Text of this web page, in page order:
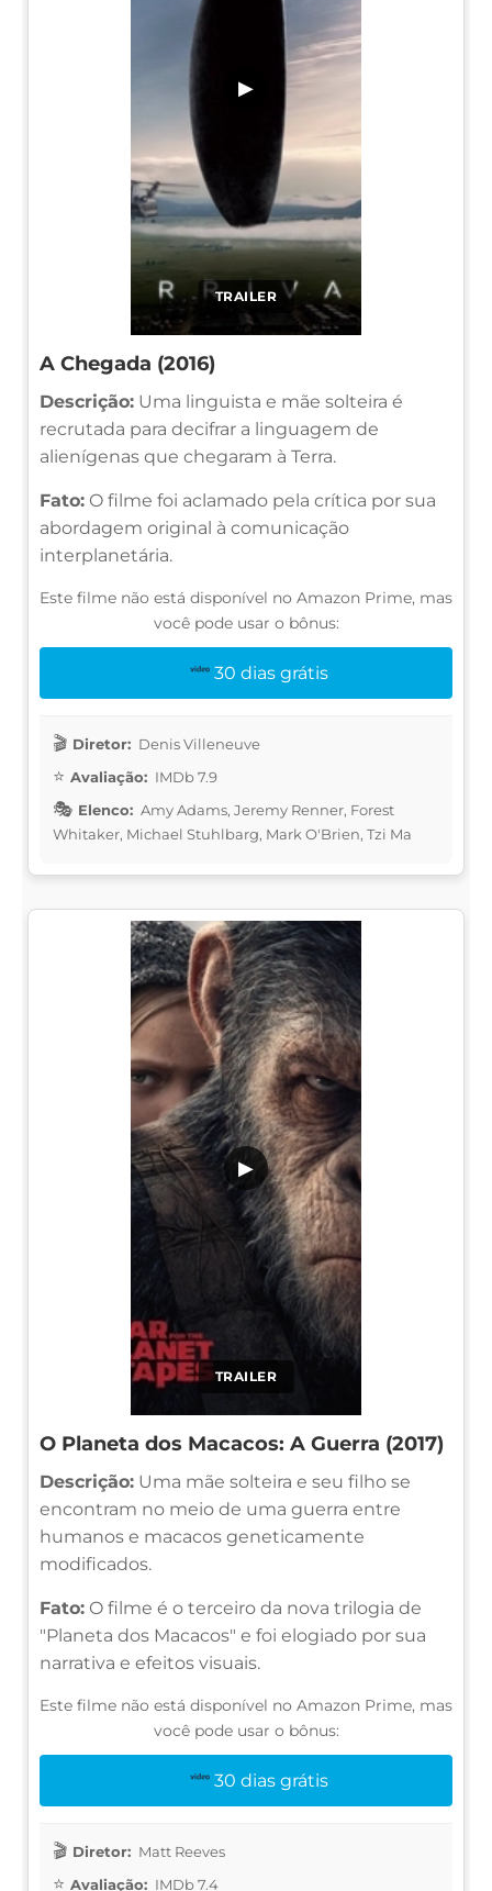
TRAILER
▶
A Chegada (2016)
Descrição: Uma linguista e mãe solteira é
recrutada para decifrar a linguagem de
alienígenas que chegaram à Terra.
Fato: O filme foi aclamado pela crítica por sua
abordagem original à comunicação
interplanetária.
Este filme não está disponível no Amazon Prime, mas
você pode usar o bônus:
30 dias grátis
Diretor: Denis Villeneuve
Avaliação: IMDb 7.9
Elenco: Amy Adams, Jeremy Renner, Forest
Whitaker, Michael Stuhlbarg, Mark O'Brien, Tzi Ma
TRAILER
▶
O Planeta dos Macacos: A Guerra (2017)
Descrição: Uma mãe solteira e seu filho se
encontram no meio de uma guerra entre
humanos e macacos geneticamente
modificados.
Fato: O filme é o terceiro da nova trilogia de
"Planeta dos Macacos" e foi elogiado por sua
narrativa e efeitos visuais.
Este filme não está disponível no Amazon Prime, mas
você pode usar o bônus:
30 dias grátis
Diretor: Matt Reeves
Avaliação: IMDb 7.4